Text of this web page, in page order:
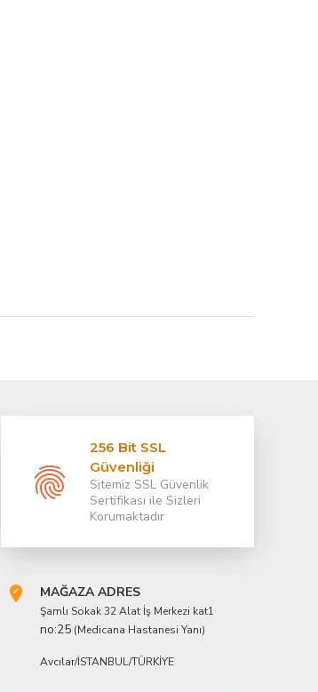
seçenekleri kolayca keşfedebilirsiniz.
256 Bit SSL
Güvenliği
Sitemiz SSL Güvenlik
Sertifikası ile Sizleri
Korumaktadır
MAĞAZA ADRES
Şamlı Sokak 32 Alat İş Merkezi kat1
no:25 (Medicana Hastanesi Yanı)
Avcılar/İSTANBUL/TÜRKİYE